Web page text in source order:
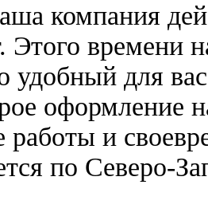
компания
Этого времени
удобный для
оформление
работы и
по Северо-